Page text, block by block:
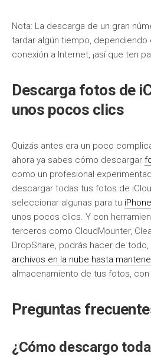
Nota: La descarga de un gran
tardar algún tiempo,
conexión a Internet, ¡así que ten
Descarga fotos de
unos pocos clics
Quizás antes era un poco
ahora ya sabes cómo descargar
como un profesional
descargar todas tus fotos de
seleccionar algunas para tu
unos pocos clics. Y con
terceros como CloudMounter,
DropShare, podrás hacer de
archivos en la nube hasta
almacenamiento de tus fotos,
Preguntas
¿Cómo descargo